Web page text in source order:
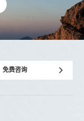
免费咨询